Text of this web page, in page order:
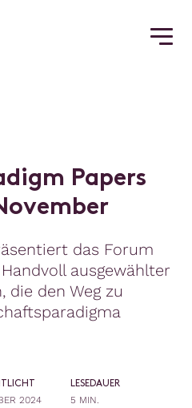
digm Papers
ovember
das Forum
ausgewählter
die den Weg zu
2024
LESEDAUER
5 MIN.